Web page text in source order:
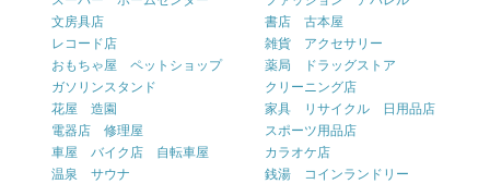
文房具店
書店 古本屋
レコード店
雑貨 アクセサリー
おもちゃ屋 ペットショップ
薬局 ドラッグストア
ガソリンスタンド
クリーニング店
花屋 造園
家具 リサイクル 日用品店
電器店 修理屋
スポーツ用品店
車屋 バイク店 自転車屋
カラオケ店
温泉 サウナ
銭湯 コインランドリー